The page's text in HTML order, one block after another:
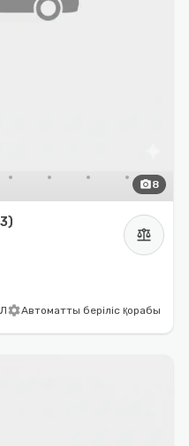
photo_camera8
balance
settingsАвтоматты беріліс қорабы